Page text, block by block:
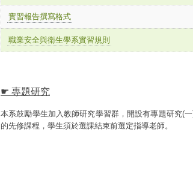
實習報告撰寫格式
職業安全與衛生學系實習規則
☛ 專題研究
本系鼓勵學生加入教師研究學習群，開設有專題研究(
的先修課程，學生須於選課結束前選定指導老師。